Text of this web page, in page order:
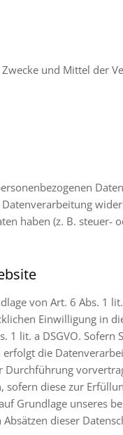
und Mittel der
haben (z. B. steuer-
von Art. 6 Abs. 1
Einwilligung in
lit. a DSGVO. Sofern
die
Durchführung
sofern diese zur
Grundlage unseres
dieser